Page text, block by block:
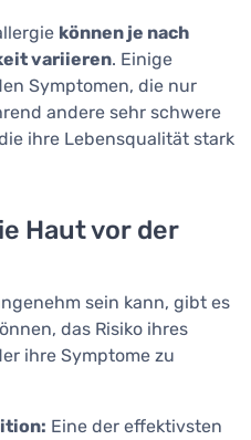
können je nach
variieren. Einige
Symptomen, die nur
andere sehr schwere
ihre Lebensqualität stark
Haut vor der
sein kann, gibt es
das Risiko ihres
ihre Symptome zu
Eine der effektivsten